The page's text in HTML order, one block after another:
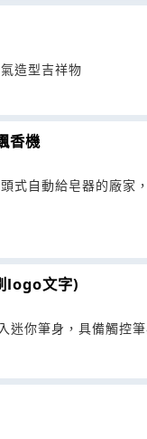
造型吉祥物
香機
式自動給皂器的廠家
logo文字)
你筆身，具備觸控